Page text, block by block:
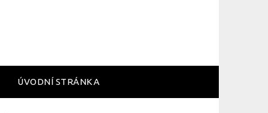
ÚVODNÍ STRÁNKA